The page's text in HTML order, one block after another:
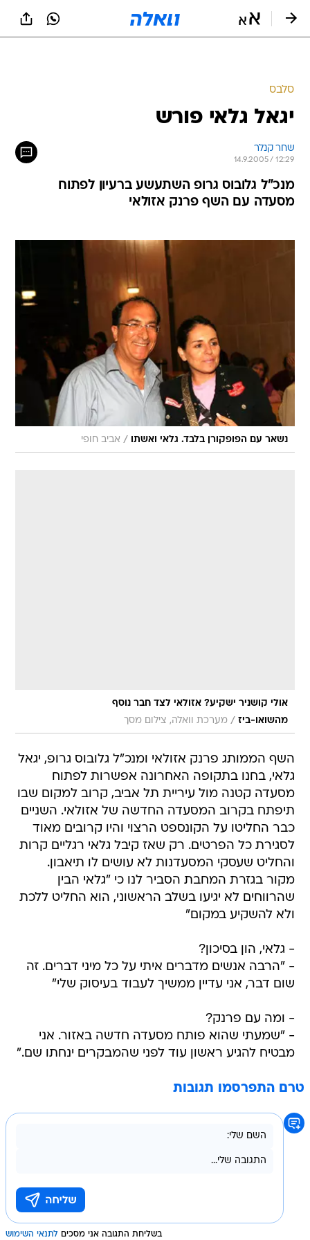
סלבס
יגאל גלאי פורש
שחר קנלר
14.9.2005 / 12:29
מנכ"ל גלובוס גרופ השתעשע ברעיון לפתוח
מסעדה עם השף פרנק אזולאי
נשאר עם הפופקורן בלבד. גלאי ואשתו / אביב חופי
אולי קושניר ישקיע? אזולאי לצד חבר נוסף
מהשואו-ביז / מערכת וואלה, צילום מסך
השף הממותג פרנק אזולאי ומנכ"ל גלובוס גרופ, יגאל
גלאי, בחנו בתקופה האחרונה אפשרות לפתוח
מסעדה קטנה מול עיריית תל אביב, קרוב למקום שבו
תיפתח בקרוב המסעדה החדשה של אזולאי. השניים
כבר החליטו על הקונספט הרצוי והיו קרובים מאוד
לסגירת כל הפרטים. רק שאז קיבל גלאי רגליים קרות
והחליט שעסקי המסעדנות לא עושים לו תיאבון.
מקור בגזרת המחבת הסביר לנו כי "גלאי הבין
שהרווחים לא יגיעו בשלב הראשוני, הוא החליט ללכת
ולא להשקיע במקום"
- גלאי, הון בסיכון?
- "הרבה אנשים מדברים איתי על כל מיני דברים. זה
שום דבר, אני עדיין ממשיך לעבוד בעיסוק שלי"
- ומה עם פרנק?
- "שמעתי שהוא פותח מסעדה חדשה באזור. אני
מבטיח להגיע ראשון עוד לפני שהמבקרים ינחתו שם."
טרם התפרסמו תגובות
בשליחת התגובה אני מסכים לתנאי השימוש